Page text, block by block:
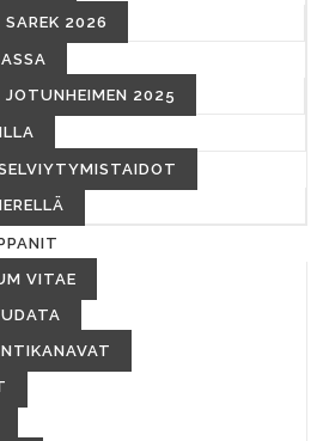
SAREK 2026
JOTUNHEIMEN 2025
VITAE